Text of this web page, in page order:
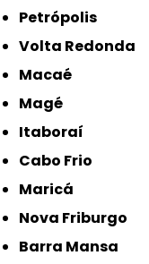
Petrópolis
Volta Redonda
Macaé
Magé
Itaboraí
Cabo Frio
Maricá
Nova Friburgo
Barra Mansa